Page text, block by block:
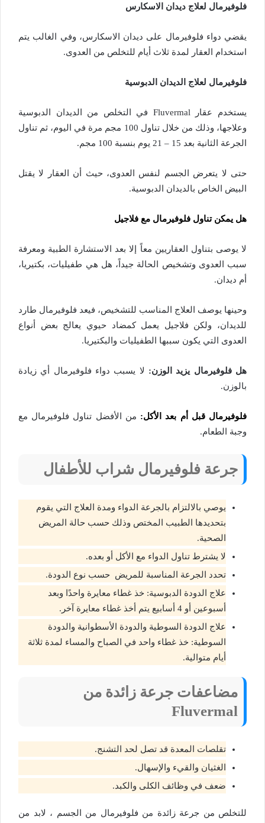
فلوفيرمال لعلاج ديدان الاسكارس
يقضي دواء فلوفيرمال على ديدان الاسكارس، وفي الغالب يتم
استخدام العقار لمدة ثلاث أيام للتخلص من العدوى.
فلوفيرمال لعلاج الديدان الدبوسية
يستخدم عقار Fluvermal في التخلص من الديدان الدبوسية
وعلاجها، وذلك من خلال تناول 100 مجم مرة في اليوم، ثم تناول
الجرعة الثانية بعد 15 – 21 يوم بنسبة 100 مجم.
حتى لا يتعرض الجسم لنفس العدوى، حيث أن العقار لا يقتل
البيض الخاص بالديدان الدبوسية.
هل يمكن تناول فلوفيرمال مع فلاجيل
لا يوصى بتناول العقاريين معاً إلا بعد الاستشارة الطبية ومعرفة
سبب العدوى وتشخيص الحالة جيداً، هل هي طفيليات، بكتيريا،
أم ديدان.
وحينها يوصف العلاج المناسب للتشخيص، فيعد فلوفيرمال طارد
للديدان، ولكن فلاجيل يعمل كمضاد حيوي يعالج بعض أنواع
العدوى التي يكون سببها الطفيليات والبكتيريا.
هل فلوفيرمال يزيد الوزن: لا يسبب دواء فلوفيرمال أي زيادة
بالوزن.
فلوفيرمال قبل أم بعد الأكل: من الأفضل تناول فلوفيرمال مع
وجبة الطعام.
جرعة فلوفيرمال شراب للأطفال
يوصي بالالتزام بالجرعة الدواء ومدة العلاج التي يقوم
بتحديدها الطبيب المختص وذلك حسب حالة المريض
الصحية.
لا يشترط تناول الدواء مع الأكل أو بعده.
تحدد الجرعة المناسبة للمريض حسب نوع الدودة.
علاج الدودة الدبوسية: خذ غطاء معايرة واحدًا وبعد
أسبوعين أو 4 أسابيع يتم أخذ غطاء معايرة آخر.
علاج الدودة السوطية والدودة الأسطوانية والدودة
السوطية: خذ غطاء واحد في الصباح والمساء لمدة ثلاثة
أيام متوالية.
مضاعفات جرعة زائدة من
Fluvermal
تقلصات المعدة قد تصل لحد التشنج.
الغثيان والقيء والإسهال.
ضعف في وظائف الكلى والكبد.
للتخلص من جرعة زائدة من فلوفيرمال من الجسم ، لابد من